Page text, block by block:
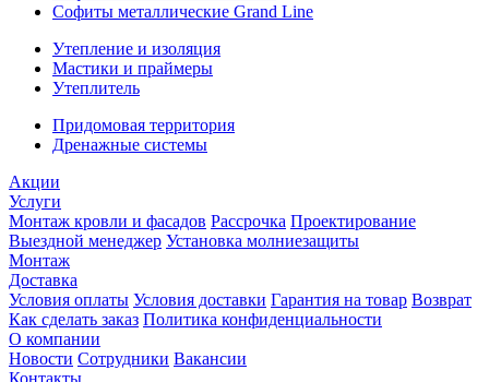
Софиты металлические Grand Line
Утепление и изоляция
Мастики и праймеры
Утеплитель
Придомовая территория
Дренажные системы
Акции
Услуги
Монтаж кровли и фасадов Рассрочка Проектирование
Выездной менеджер Установка молниезащиты
Монтаж
Доставка
Условия оплаты Условия доставки Гарантия на товар Возврат
Как сделать заказ Политика конфиденциальности
О компании
Новости Сотрудники Вакансии
Контакты